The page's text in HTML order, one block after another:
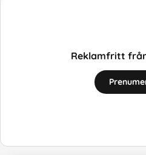
Reklamfritt